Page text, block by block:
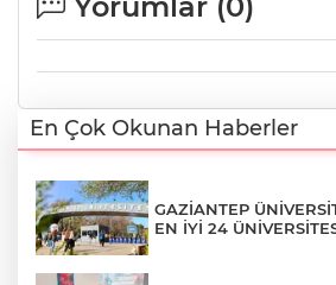
En Çok Okunan Haberler
GAZİANTEP
EN İYİ 24